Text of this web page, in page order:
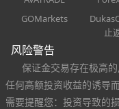
GOMarkets
止
风险警告
保证金交易存在极高
任何高额投资收益的诱导
需要提醒您：投资导致的